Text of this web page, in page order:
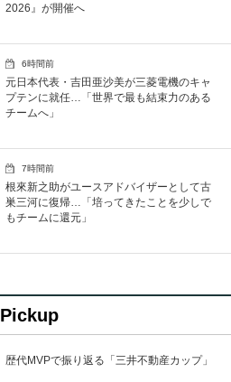
2026』が開催へ
6時間前
元日本代表・吉田亜沙美が三菱電機のキャ
プテンに就任…「世界で最も結束力のある
チームへ」
7時間前
根來新之助がユースアドバイザーとして古
巣三河に復帰…「培ってきたことを少しで
もチームに還元」
Pickup
歴代MVPで振り返る「三井不動産カップ」